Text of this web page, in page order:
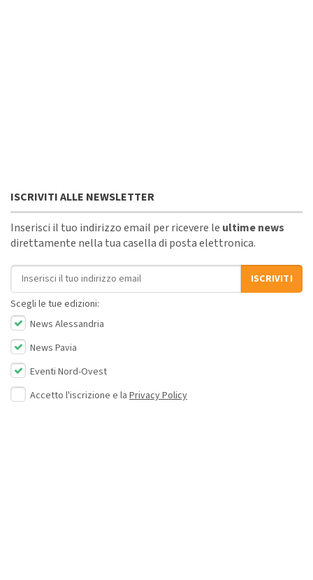
ISCRIVITI ALLE NEWSLETTER
Inserisci il tuo indirizzo email per ricevere le ultime news
direttamente nella tua casella di posta elettronica.
Indirizzo email
ISCRIVITI
Scegli le tue edizioni:
News Alessandria
News Pavia
Eventi Nord-Ovest
Accetto l'iscrizione e la Privacy Policy